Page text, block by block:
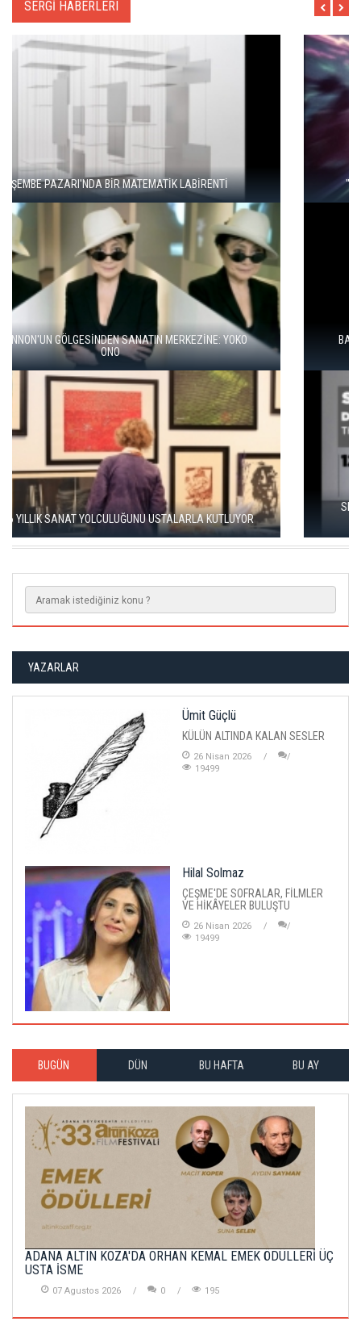
SERGİ HABERLERI
"ŞEHRİ BİZ ÖĞRENMİYORUZ, TELEFONUMUZ ÖĞRENİYOR"
BALKANLAR'DAN ALÇITEPE'YE GÖÇÜN HİKAYESİ: "KÖK HALI"
SERGİSİ AÇILDI
SEÇKİN PİRİM İLE ŞEREFİYE SARNICI'NDA "DÜN İLE BUGÜN"
SERGİSİ
YAZARLAR
Ümit Güçlü
KÜLÜN ALTINDA KALAN SESLER
26 Nisan 2026
19499
Hilal Solmaz
ÇEŞME'DE SOFRALAR, FİLMLER
VE HİKÂYELER BULUŞTU
26 Nisan 2026
19499
BUGÜN DÜN BU HAFTA BU AY
ADANA ALTIN KOZA'DA ORHAN KEMAL EMEK ÖDÜLLERİ ÜÇ
USTA İSME
07 Agustos 2026 0 195